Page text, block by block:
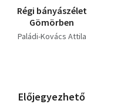
Régi bányászélet
Gömörben
Paládi-Kovács Attila
Előjegyezhető